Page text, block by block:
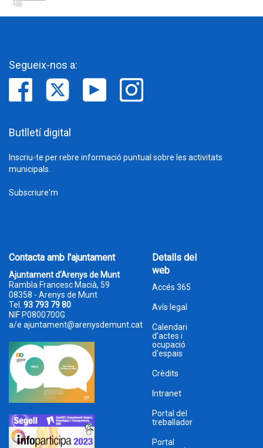
Segueix-nos a:
Butlletí digital
Inscriu-te per rebre informació puntual sobre les activitats
municipals.
Subscriure'm
Contacta amb l'ajuntament
Ajuntament d'Arenys de Munt
Rambla Francesc Macià, 59
08358 - Arenys de Munt
Tel. 93 793 79 80
NIF P0800700G
a/e ajuntament@arenysdemunt.cat
Detalls del
web
Accés 365
Avís legal
Calendari
d'actes i
ocupació
d'espais
Crèdits
Intranet
Portal del
treballador
Portal